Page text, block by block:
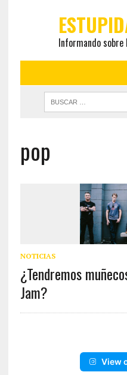
Informando sobre
pop
NOTICIAS
¿Tendremos
Jam?
View